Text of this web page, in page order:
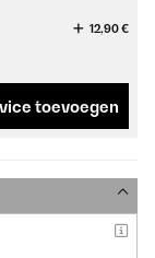
12,90 €
toevoegen